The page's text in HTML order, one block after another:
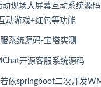
现场大屏幕互动系统源
动游戏+红包等功能
系统源码-宝塔实测
开源客服系统源码
依springboot二次开发